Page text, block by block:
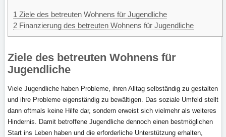
1 Ziele des betreuten Wohnens für Jugendliche
2 Finanzierung des betreuten Wohnens für Jugendliche
Ziele des betreuten Wohnens für
Jugendliche
Viele Jugendliche haben Probleme, ihren Alltag selbständig zu gestalten
und ihre Probleme eigenständig zu bewältigen. Das soziale Umfeld stellt
dann oftmals keine Hilfe dar, sondern erweist sich vielmehr als weiteres
Hindernis. Damit betroffene Jugendliche dennoch einen bestmöglichen
Start ins Leben haben und die erforderliche Unterstützung erhalten,